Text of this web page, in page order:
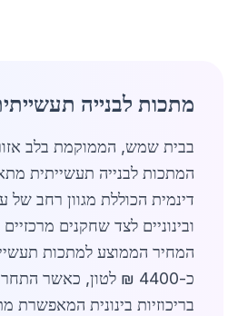
מתכות לבנייה
בבית שמש, הממוקמת בלב
המתכות לבנייה תעשייתית
דינמית הכוללת מגוון רחב של
ובינוניים לצד שחקנים
המחיר הממוצע למתכות
כ-4400 ₪ לטון, כאשר
בריכוזיות בינונית המאפשרת